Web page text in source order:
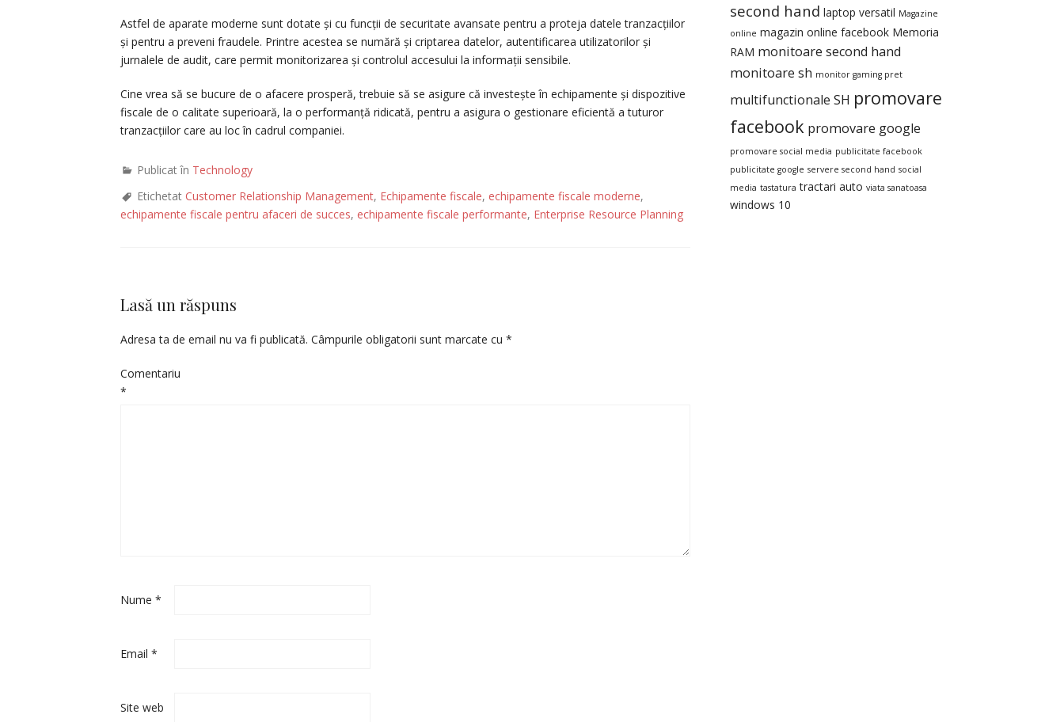
Astfel de aparate moderne sunt dotate și cu funcții de securitate avansate pentru a proteja datele tranzacțiilor
și pentru a preveni fraudele. Printre acestea se numără și criptarea datelor, autentificarea utilizatorilor și
jurnalele de audit, care permit monitorizarea și controlul accesului la informații sensibile.
Cine vrea să se bucure de o afacere prosperă, trebuie să se asigure că investește în echipamente și dispozitive
fiscale de o calitate superioară, la o performanță ridicată, pentru a asigura o gestionare eficientă a tuturor
tranzacțiilor care au loc în cadrul companiei.
Publicat în Technology
Etichetat Customer Relationship Management, Echipamente fiscale, echipamente fiscale moderne,
echipamente fiscale pentru afaceri de succes, echipamente fiscale performante, Enterprise Resource Planning
Lasă un răspuns
Adresa ta de email nu va fi publicată. Câmpurile obligatorii sunt marcate cu *
Comentariu
*
Nume *
Email *
Site web
second hand laptop versatil Magazine
online magazin online facebook Memoria
RAM monitoare second hand
monitoare sh monitor gaming pret
multifunctionale SH promovare
facebook promovare google
promovare social media publicitate facebook
publicitate google servere second hand social
media tastatura tractari auto viata sanatoasa
windows 10